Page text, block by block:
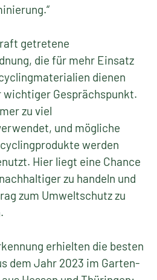
getretene
die für mehr Einsatz
dienen
Gesprächspunkt.
zu viel
und mögliche
werden
Hier liegt eine Chance
zu handeln und
zum Umweltschutz zu
erhielten die besten
dem Jahr 2023 im Garten-